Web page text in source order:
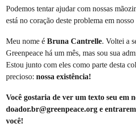
Podemos tentar ajudar com nossas
está no coração deste problema em nosso
Meu nome é Bruna Cantrelle. Voltei a
Greenpeace há um mês, mas sou sua
Estou junto com eles como parte desta
precioso: nossa existência!
Você gostaria de ver um texto seu em
doador.br@greenpeace.org e
você!